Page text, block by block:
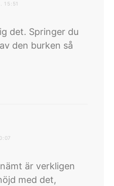
15:51
det. Springer du
den burken så
är verkligen
med det,